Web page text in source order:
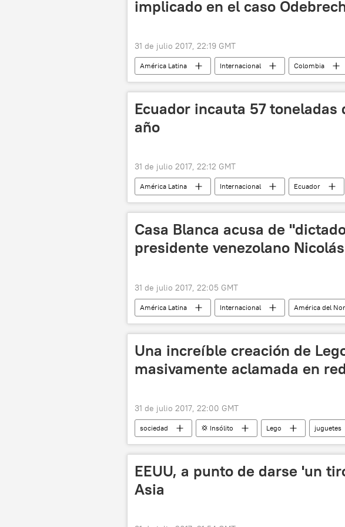
implicado en el caso
31 de julio 2017, 22:19 GMT
América Latina Internacional Colombia
corrupción
noticias
Ecuador incauta 57
año
31 de julio 2017, 22:12 GMT
América Latina Internacional Ecuador
noticias
Casa Blanca acusa de
presidente venezolano
31 de julio 2017, 22:05 GMT
América Latina Internacional América del
Nicolás Maduro
Casa Blanca dictadura
Una increíble creación de
masivamente aclamada en
31 de julio 2017, 22:00 GMT
sociedad 💢 Insólito Lego juguetes
noticias
EEUU, a punto de darse 'un
Asia